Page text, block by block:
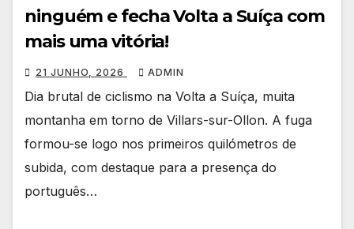
ninguém e fecha Volta a Suíça com
mais uma vitória!
21 JUNHO, 2026 ADMIN
Dia brutal de ciclismo na Volta a Suíça, muita
montanha em torno de Villars-sur-Ollon. A fuga
formou-se logo nos primeiros quilómetros de
subida, com destaque para a presença do
português…